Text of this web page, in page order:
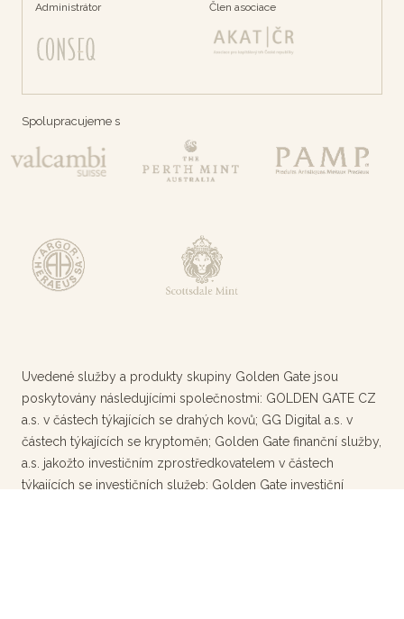
Administrátor Člen asociace
Spolupracujeme s
Uvedené služby a produkty skupiny Golden Gate jsou
poskytovány následujícími společnostmi: GOLDEN GATE CZ
a.s. v částech týkajících se drahých kovů; GG Digital a.s. v
částech týkajících se kryptoměn; Golden Gate finanční služby,
a.s. jakožto investičním zprostředkovatelem v částech
týkajících se investičních služeb; Golden Gate investiční